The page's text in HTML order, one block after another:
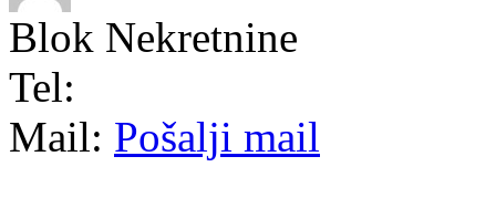
Blok Nekretnine
Tel:
Mail: Pošalji mail